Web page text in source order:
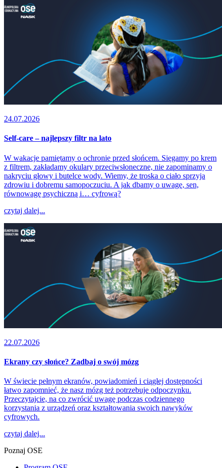
24.07.2026
Self-care – najlepszy filtr na lato
W wakacje pamiętamy o ochronie przed słońcem. Sięgamy po krem
z filtrem, zakładamy okulary przeciwsłoneczne, nie zapominamy o
nakryciu głowy i butelce wody. Wiemy, że troska o ciało sprzyja
zdrowiu i dobremu samopoczuciu. A jak dbamy o uwagę, sen,
równowagę psychiczną i… cyfrową?
czytaj dalej...
22.07.2026
Ekrany czy słońce? Zadbaj o swój mózg
W świecie pełnym ekranów, powiadomień i ciągłej dostępności
łatwo zapomnieć, że nasz mózg też potrzebuje odpoczynku.
Przeczytajcie, na co zwrócić uwagę podczas codziennego
korzystania z urządzeń oraz kształtowania swoich nawyków
cyfrowych.
czytaj dalej...
Poznaj OSE